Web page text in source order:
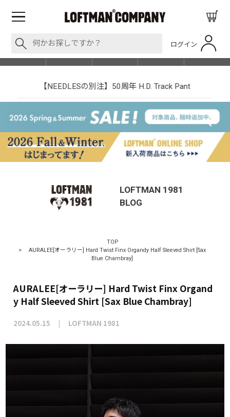
ログイン
SHOP LIST
【NEEDLESの別注】50周年 H.D. Track Pant
LOFTMAN 1981
BLOG
TOP
>
AURALEE[オーラリー] Hard Twist Finx Organdy Half Sleeved Shirt [Sax
Blue Chambray]
AURALEE[オーラリー] Hard Twist Finx Organd
y Half Sleeved Shirt [Sax Blue Chambray]
2024.05.15 LOFTMAN 1981